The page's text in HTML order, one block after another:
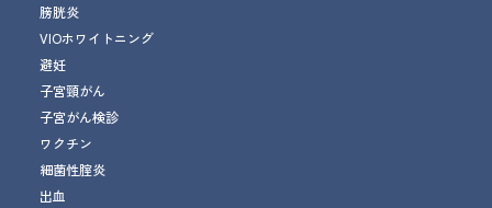
膀胱炎
VIOホワイトニング
避妊
子宮頸がん
子宮がん検診
ワクチン
細菌性腟炎
出血